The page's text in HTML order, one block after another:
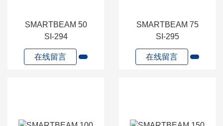
SMARTBEAM 50
SI-294
在线留言
SMARTBEAM 75
SI-295
在线留言